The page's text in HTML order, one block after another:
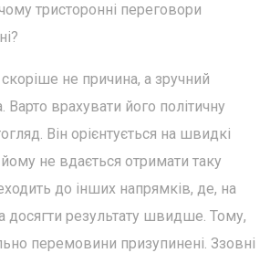
тристоронні переговори
не причина, а зручний
Варто врахувати його політичну
Він орієнтується на швидкі
не вдається отримати таку
до інших напрямків, де, на
досягти результату швидше. Тому,
перемовини призупинені. Ззовні